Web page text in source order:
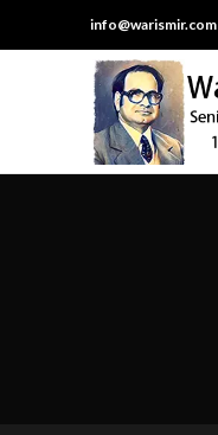
info@warismir.com